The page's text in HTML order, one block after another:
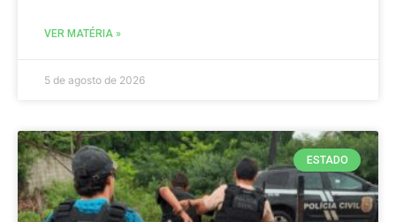
VER MATÉRIA »
5 de agosto de 2026
ESTADO